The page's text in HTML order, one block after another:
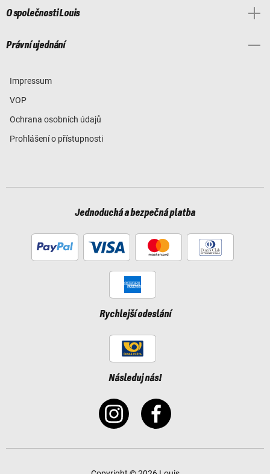
O společnosti Louis
Právní ujednání
Impressum
VOP
Ochrana osobních údajů
Prohlášení o přístupnosti
Jednoduchá a bezpečná platba
Rychlejší odeslání
Následuj nás!